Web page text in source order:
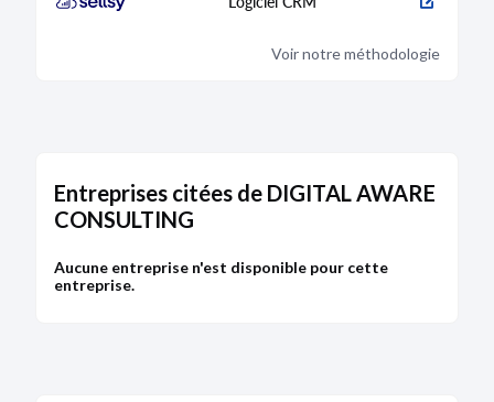
Voir notre méthodologie
Entreprises citées de DIGITAL AWARE
CONSULTING
Aucune entreprise n'est disponible pour cette
entreprise.